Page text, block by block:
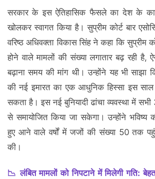
सरकार के इस ऐतिहासिक फैसले का देश के
खोलकर स्वागत किया है। सुप्रीम कोर्ट बार
वरिष्ठ अधिवक्ता विकास सिंह ने कहा कि सुप्रीम
होने वाले मामलों की संख्या लगातार बढ़ रही
बढ़ाना समय की मांग थी। उन्होंने यह भी साझा
की नई इमारत का एक आधुनिक हिस्सा इस
सकता है। इस नई बुनियादी ढांचा व्यवस्था में
से समायोजित किया जा सकेगा। उन्होंने
हुए आने वाले वर्षों में जजों की संख्या 50 तक
की।
📉 लंबित मामलों को निपटाने में मिलेगी गति: